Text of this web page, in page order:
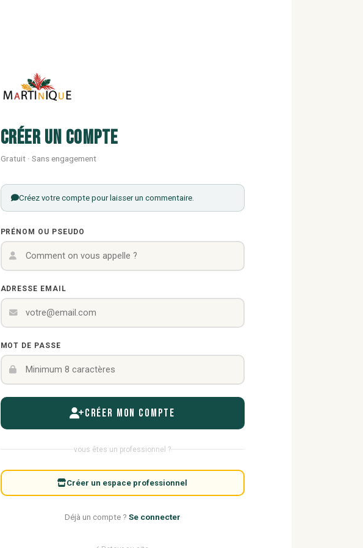
Créer un compte
Gratuit · Sans engagement
Créez votre compte pour laisser un commentaire.
PRÉNOM OU PSEUDO
ADRESSE EMAIL
MOT DE PASSE
Créer mon compte
vous êtes un professionnel ?
Créer un espace professionnel
Déjà un compte ? Se connecter